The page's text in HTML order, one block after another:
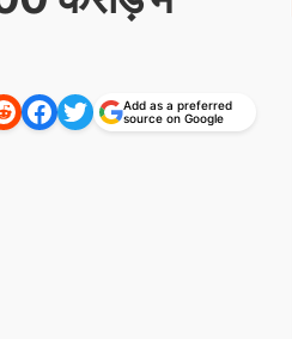
Add as a preferred
source on Google